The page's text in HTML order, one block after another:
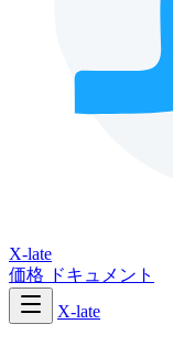
X-late
価格 ドキュメント
X-late